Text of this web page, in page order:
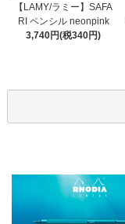
【LAMY/ラミー】SAFA
RI ペンシル neonpink
3,740円(税340円)